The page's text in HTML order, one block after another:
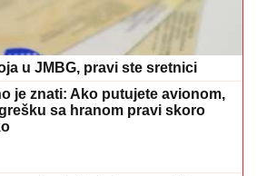
u JMBG, pravi ste sretnici
je znati: Ako putujete avionom,
sa hranom pravi skoro